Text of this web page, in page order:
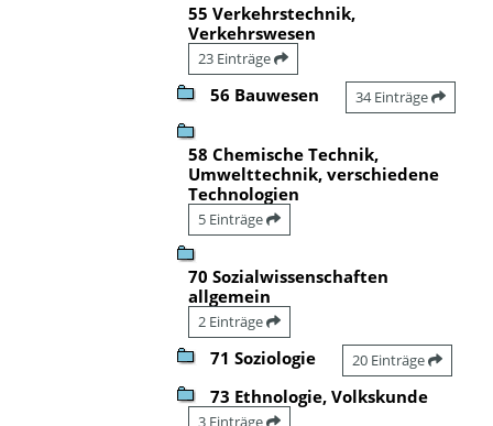
55 Verkehrstechnik,
Verkehrswesen
23 Einträge
56 Bauwesen 34 Einträge
58 Chemische Technik,
Umwelttechnik, verschiedene
Technologien
5 Einträge
70 Sozialwissenschaften
allgemein
2 Einträge
71 Soziologie 20 Einträge
73 Ethnologie, Volkskunde
3 Einträge